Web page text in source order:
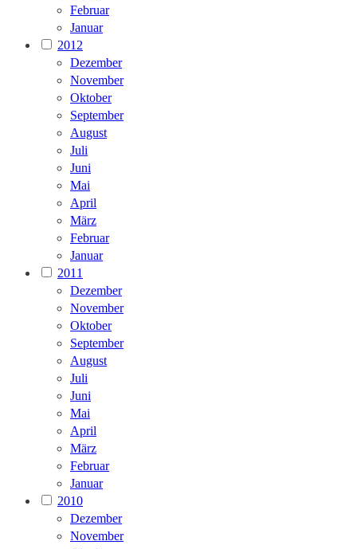
Februar
Januar
2012
Dezember
November
Oktober
September
August
Juli
Juni
Mai
April
März
Februar
Januar
2011
Dezember
November
Oktober
September
August
Juli
Juni
Mai
April
März
Februar
Januar
2010
Dezember
November